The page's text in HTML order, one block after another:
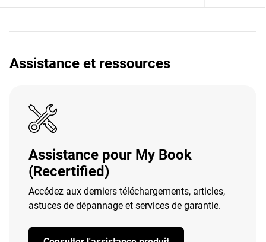
Assistance et ressources
Assistance pour My Book
(Recertified)
Accédez aux derniers téléchargements, articles,
astuces de dépannage et services de garantie.